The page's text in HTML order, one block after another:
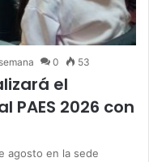
0 53
el
PAES 2026 con
agosto en la sede